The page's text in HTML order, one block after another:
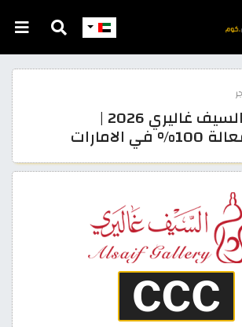
كود خصم السيف غاليري 2026 |